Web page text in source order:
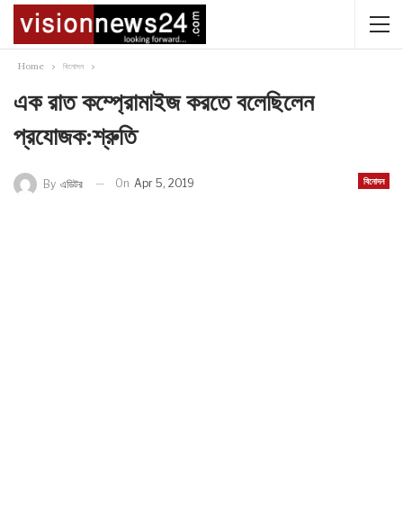
Home বিনোদন
এক রাত কম্প্রোমাইজ করতে বলেছিলেন
প্রযোজক:শ্রুতি
বিনোদন
By এডিটর On Apr 5, 2019